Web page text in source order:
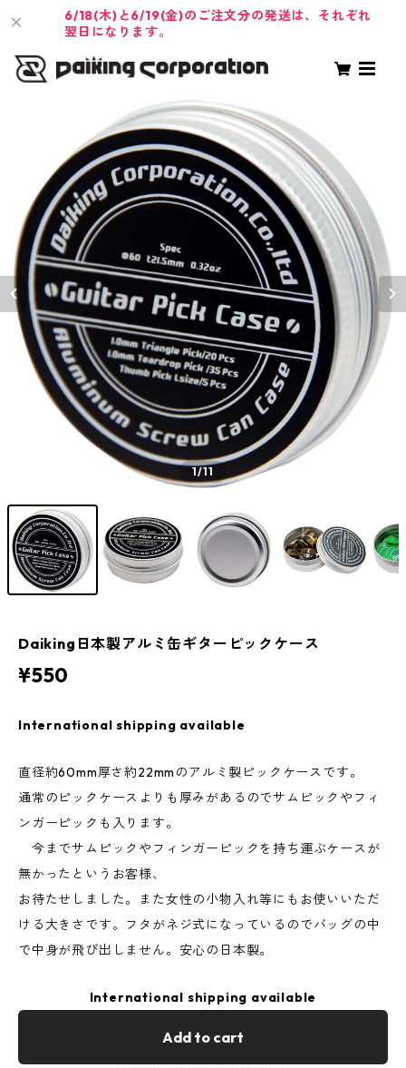
6/18(木)と6/19(金)のご注文分の発送は、それぞれ
翌日になります。
1/11
Daiking日本製アルミ缶ギターピックケース
¥550
International shipping available
直径約60mm厚さ約22mmのアルミ製ピックケースです。
通常のピックケースよりも厚みがあるのでサムピックやフィ
ンガーピックも入ります。
今までサムピックやフィンガーピックを持ち運ぶケースが
無かったというお客様、
お待たせしました。また女性の小物入れ等にもお使いいただ
ける大きさです。フタがネジ式になっているのでバッグの中
で中身が飛び出しません。安心の日本製。
International shipping available
Add to cart